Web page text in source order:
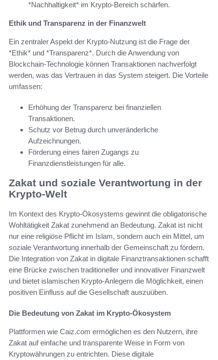
*Nachhaltigkeit* im Krypto-Bereich schärfen.
Ethik und Transparenz in der Finanzwelt
Ein zentraler Aspekt der Krypto-Nutzung ist die Frage der
*Ethik* und *Transparenz*. Durch die Anwendung von
Blockchain-Technologie können Transaktionen nachverfolgt
werden, was das Vertrauen in das System steigert. Die Vorteile
umfassen:
Erhöhung der Transparenz bei finanziellen
Transaktionen.
Schutz vor Betrug durch unveränderliche
Aufzeichnungen.
Förderung eines fairen Zugangs zu
Finanzdienstleistungen für alle.
Zakat und soziale Verantwortung in der
Krypto-Welt
Im Kontext des Krypto-Ökosystems gewinnt die obligatorische
Wohltätigkeit Zakat zunehmend an Bedeutung. Zakat ist nicht
nur eine religiöse Pflicht im Islam, sondern auch ein Mittel, um
soziale Verantwortung innerhalb der Gemeinschaft zu fördern.
Die Integration von Zakat in digitale Finanztransaktionen schafft
eine Brücke zwischen traditioneller und innovativer Finanzwelt
und bietet islamischen Krypto-Anlegern die Möglichkeit, einen
positiven Einfluss auf die Gesellschaft auszuüben.
Die Bedeutung von Zakat im Krypto-Ökosystem
Plattformen wie Caiz.com ermöglichen es den Nutzern, ihre
Zakat auf einfache und transparente Weise in Form von
Kryptowährungen zu entrichten. Diese digitale